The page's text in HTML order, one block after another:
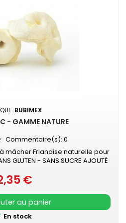
BUBIMEX
- GAMME NATURE
Commentaire(s): 0
mâcher Friandise naturelle pour
GLUTEN - SANS SUCRE AJOUTÉ
€
au panier
En stock